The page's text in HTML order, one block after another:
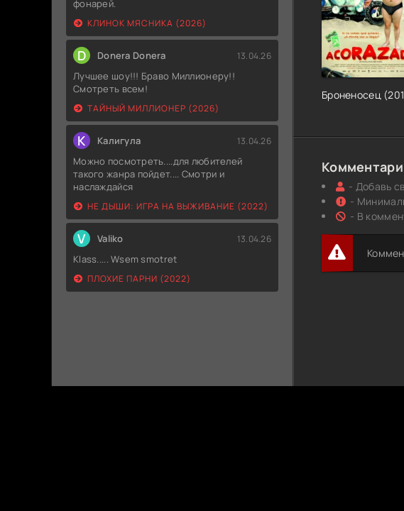
фонарей.
КЛИНОК МЯСНИКА (2026)
D Donera Donera 13.04.26
Лучшее шоу!!! Браво Миллионеру!!
Смотреть всем!
ТАЙНЫЙ МИЛЛИОНЕР (2026)
К Калигула 13.04.26
Можно посмотреть....для любителей
такого жанра пойдет.... Смотри и
наслаждайся
НЕ ДЫШИ: ИГРА НА ВЫЖИВАНИЕ (2022)
V Valiko 13.04.26
Klass..... Wsem smotret
ПЛОХИЕ ПАРНИ (2022)
Броненосец
- Добавь
-
- В